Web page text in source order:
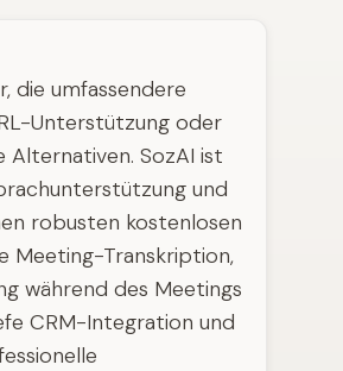
die umfassendere
Unterstützung oder
Alternativen. SozAI ist
und
robusten kostenlosen
Meeting-Transkription,
während des Meetings
CRM-Integration und